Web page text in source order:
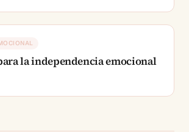
la independencia emocional